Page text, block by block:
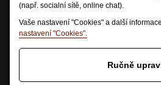
(např. socialní sítě, online chat).
Vaše nastavení "Cookies" a další
nastavení "Cookies".
Ručně